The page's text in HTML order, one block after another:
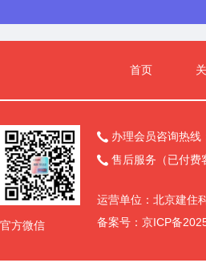
首页
官方微信
 办理会员咨询热线
 售后服务（已付费
运营单位：北京建住
备案号： 京ICP备